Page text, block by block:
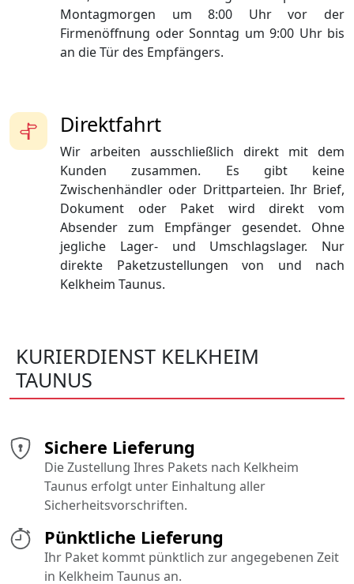
Direktfahrt
Wir arbeiten ausschließlich direkt mit dem
Kunden zusammen. Es gibt keine
Zwischenhändler oder Drittparteien. Ihr Brief,
Dokument oder Paket wird direkt vom
Absender zum Empfänger gesendet. Ohne
jegliche Lager- und Umschlagslager. Nur
direkte Paketzustellungen von und nach
Kelkheim Taunus.
Montagmorgen um 8:00 Uhr vor der
Firmenöffnung oder Sonntag um 9:00 Uhr bis
an die Tür des Empfängers.
KURIERDIENST KELKHEIM
TAUNUS
Pünktliche Lieferung
Ihr Paket kommt pünktlich zur angegebenen Zeit
in Kelkheim Taunus an.
Sichere Lieferung
Die Zustellung Ihres Pakets nach Kelkheim
Taunus erfolgt unter Einhaltung aller
Sicherheitsvorschriften.